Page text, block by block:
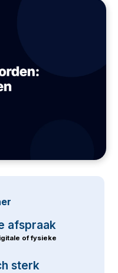
afspraak
of fysieke
sterk